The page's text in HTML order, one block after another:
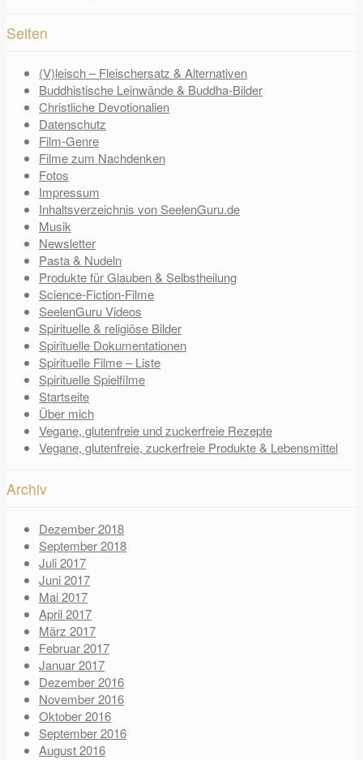
Seiten
(V)leisch – Fleischersatz & Alternativen
Buddhistische Leinwände & Buddha-Bilder
Christliche Devotionalien
Datenschutz
Film-Genre
Filme zum Nachdenken
Fotos
Impressum
Inhaltsverzeichnis von SeelenGuru.de
Musik
Newsletter
Pasta & Nudeln
Produkte für Glauben & Selbstheilung
Science-Fiction-Filme
SeelenGuru Videos
Spirituelle & religiöse Bilder
Spirituelle Dokumentationen
Spirituelle Filme – Liste
Spirituelle Spielfilme
Startseite
Über mich
Vegane, glutenfreie und zuckerfreie Rezepte
Vegane, glutenfreie, zuckerfreie Produkte & Lebensmittel
Archiv
Dezember 2018
September 2018
Juli 2017
Juni 2017
Mai 2017
April 2017
März 2017
Februar 2017
Januar 2017
Dezember 2016
November 2016
Oktober 2016
September 2016
August 2016